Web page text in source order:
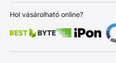
Hol vásárolható online?